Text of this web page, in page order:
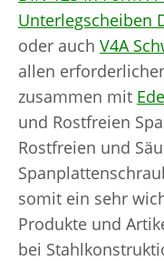
Unterlegscheiben
oder auch V4A
allen
zusammen mit
und Rostfreien
Rostfreien und
somit ein sehr
Produkte und
bei